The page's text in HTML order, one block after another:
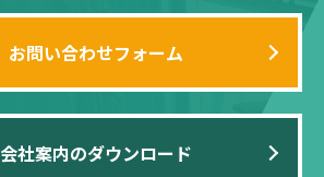
お問い合わせフォーム
会社案内のダウンロード